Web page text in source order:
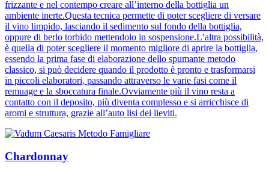
frizzante e nel contempo creare all’interno della bottiglia un
ambiente inerte.Questa tecnica permette di poter scegliere di versare
il vino limpido, lasciando il sedimento sul fondo della bottiglia,
oppure di berlo torbido mettendolo in sospensione.L’altra possibilità,
è quella di poter scegliere il momento migliore di aprire la bottiglia,
essendo la prima fase di elaborazione dello spumante metodo
classico, si può decidere quando il prodotto è pronto e trasformarsi
in piccoli elaboratori, passando attraverso le varie fasi come il
remuage e la sboccatura finale.Ovviamente più il vino resta a
contatto con il deposito, più diventa complesso e si arricchisce di
aromi e struttura, grazie all’auto lisi dei lieviti.
Chardonnay